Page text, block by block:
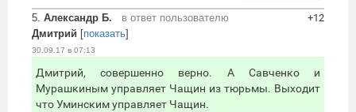
5. Александр Б.
в ответ пользователю
Дмитрий [показать]
30.09.17 в 07:13
+12
Дмитрий, совершенно верно. А Савченко и
Мурашкиным управляет Чащин из тюрьмы. Выходит
что Уминским управляет Чащин.